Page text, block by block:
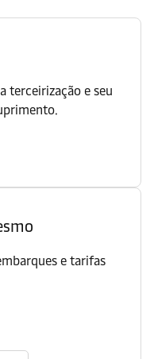
terceirização e seu
e tarifas